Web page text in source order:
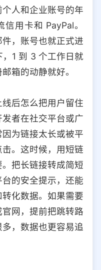
人和企业账号的年
用卡和 PayPal。
，账号也就正式进
1 到 3 个工作日就
箱的动静就好。
后怎么把用户留住
者在社交平台或广
为链接太长或被平
。这时候，用短链
把长链接转成简短
的安全提示，还能
化数据。如果需要
网，提前把跳转路
，数据也更容易追